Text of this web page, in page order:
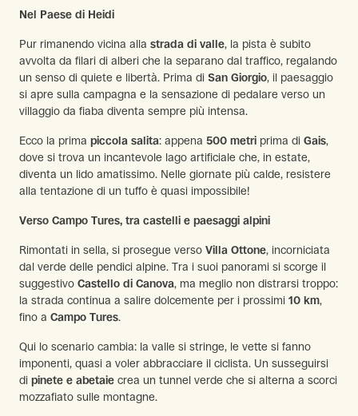
Nel Paese di Heidi
Pur rimanendo vicina alla strada di valle, la pista è subito
avvolta da filari di alberi che la separano dal traffico, regalando
un senso di quiete e libertà. Prima di San Giorgio, il paesaggio
si apre sulla campagna e la sensazione di pedalare verso un
villaggio da fiaba diventa sempre più intensa.
Ecco la prima piccola salita: appena 500 metri prima di Gais,
dove si trova un incantevole lago artificiale che, in estate,
diventa un lido amatissimo. Nelle giornate più calde, resistere
alla tentazione di un tuffo è quasi impossibile!
Verso Campo Tures, tra castelli e paesaggi alpini
Rimontati in sella, si prosegue verso Villa Ottone, incorniciata
dal verde delle pendici alpine. Tra i suoi panorami si scorge il
suggestivo Castello di Canova, ma meglio non distrarsi troppo:
la strada continua a salire dolcemente per i prossimi 10 km,
fino a Campo Tures.
Qui lo scenario cambia: la valle si stringe, le vette si fanno
imponenti, quasi a voler abbracciare il ciclista. Un susseguirsi
di pinete e abetaie crea un tunnel verde che si alterna a scorci
mozzafiato sulle montagne.